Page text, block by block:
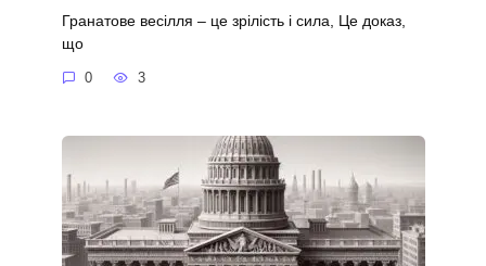
Гранатове весілля – це зрілість і сила, Це доказ,
що
0 3